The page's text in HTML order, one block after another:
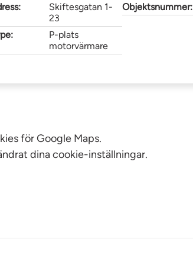
Skiftesgatan 1-
23
P-plats
motorvärmare
Objektsnummer:
för Google Maps.
dina cookie-inställningar.